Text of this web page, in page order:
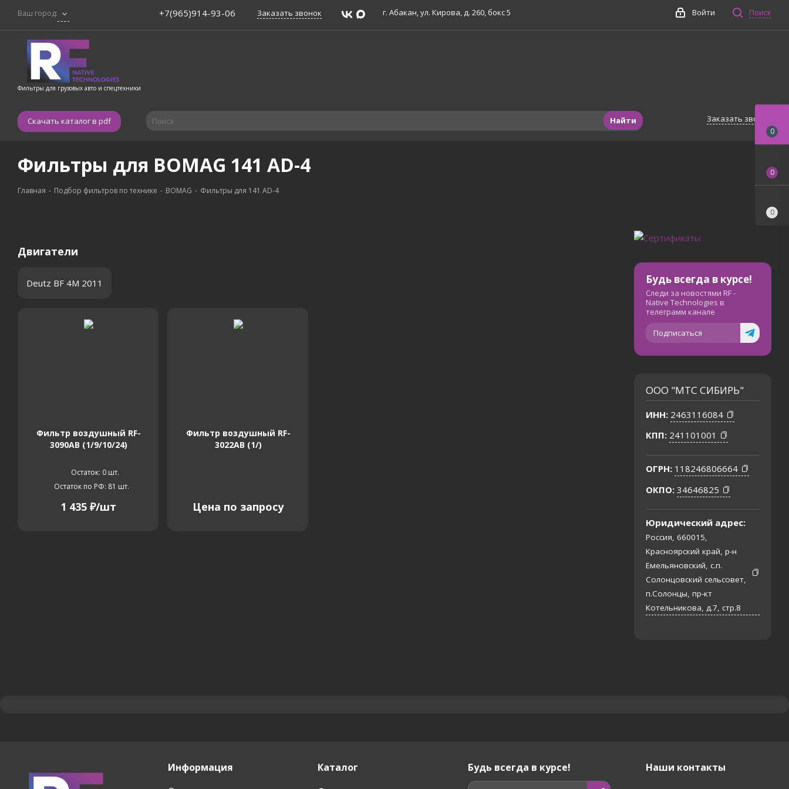
Ваш город: +7(965)914-93-06 Заказать звонок г. Абакан, ул. Кирова, д. 260, бокс 5 Поиск
Войти
Фильтры для грузовых авто и спецтехники
Скачать каталог в pdf Найти Заказать звонок
Фильтры для BOMAG 141 AD-4
Главная - Подбор фильтров по технике - BOMAG - Фильтры для 141 AD-4
Двигатели
Deutz BF 4M 2011
Фильтр воздушный RF-
3090AB (1/9/10/24)
Остаток: 0 шт.
Остаток по РФ: 81 шт.
1 435 ₽/шт
Фильтр воздушный RF-
3022AB (1/)
Цена по запросу
Будь всегда в курсе!
Следи за новостями RF -
Native Technologies в
телеграмм канале
Подписаться
ООО "МТС СИБИРЬ"
ИНН: 2463116084
КПП: 241101001
ОГРН: 118246806664
ОКПО: 34646825
Юридический адрес:
Россия, 660015,
Красноярский край, р-н
Емельяновский, с.п.
Солонцовский сельсовет,
п.Солонцы, пр-кт
Котельникова, д.7, стр.8
Информация
Каталог
Будь всегда в курсе! Наши контакты
0
0
0